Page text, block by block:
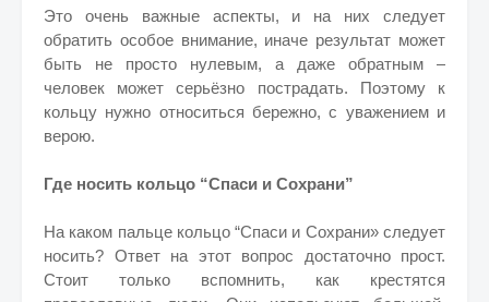
Это очень важные аспекты, и на них следует
обратить особое внимание, иначе результат может
быть не просто нулевым, а даже обратным –
человек может серьёзно пострадать. Поэтому к
кольцу нужно относиться бережно, с уважением и
верою.
Где носить кольцо “Спаси и Сохрани”
На каком пальце кольцо “Спаси и Сохрани» следует
носить? Ответ на этот вопрос достаточно прост.
Стоит только вспомнить, как крестятся